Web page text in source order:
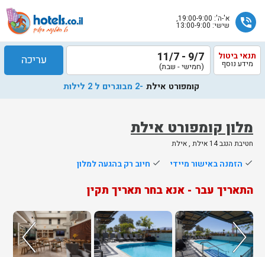
phone_in_talk א'-ה': 19:00-9:00,
שישי: 13:00-9:00
מלון קומפורט אילת
חטיבת הנגב 14 אילת , אילת
תנאי ביטול
מידע נוסף 9/7 - 11/7
(חמישי - שבת) עריכה
קומפורט אילת -2 מבוגרים ל 2 לילות
done הזמנה באישור מיידי done חיוב רק בהגעה למלון
התאריך עבר - אנא בחר תאריך תקין
שלח
הוטלס
אליך
בשעות
הפעילות